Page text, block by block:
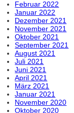
Februar 2022
Januar 2022
Dezember 2021
November 2021
Oktober 2021
September 2021
August 2021
Juli 2021
Juni 2021
April 2021
März 2021
Januar 2021
November 2020
Oktober 2020